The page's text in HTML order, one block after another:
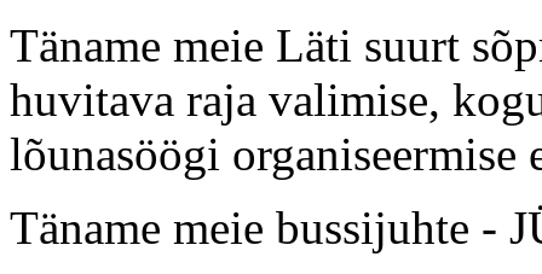
Täname meie Läti suurt
huvitava raja valimise,
lõunasöögi organiseermise
Täname meie bussijuhte -